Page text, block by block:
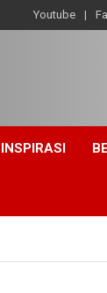
Youtube
INSPIRASI